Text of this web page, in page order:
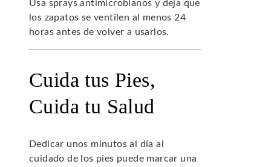
Usa sprays antimicrobianos y deja que
los zapatos se ventilen al menos 24
horas antes de volver a usarlos.
Cuida tus Pies,
Cuida tu Salud
Dedicar unos minutos al día al
cuidado de los pies puede marcar una